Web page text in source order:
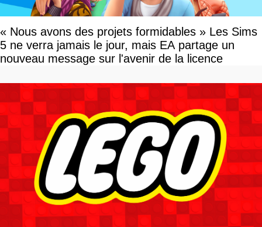
« Nous avons des projets formidables » Les Sims
5 ne verra jamais le jour, mais EA partage un
nouveau message sur l'avenir de la licence